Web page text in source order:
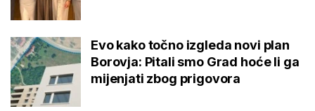
Evo kako točno izgleda novi plan
Borovja: Pitali smo Grad hoće li ga
mijenjati zbog prigovora